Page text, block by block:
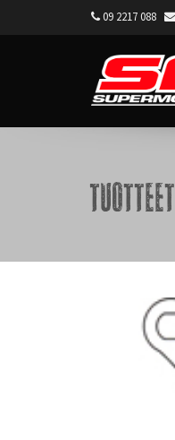
09 2217 088
Tuotteet